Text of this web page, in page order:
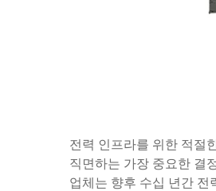
전력 인프라를 위한 적절
직면하는 가장 중요한 결
업체는 향후 수십 년간 전